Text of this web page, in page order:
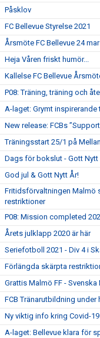
Påsklov
FC Bellevue Styrelse 2021
Årsmöte FC Bellevue 24
Heja Våren friskt humör...
Kallelse FC Bellevue
P08: Träning, träning och
A-laget: Grymt inspirerande
New release: FCBs
Träningsstart 25/1 på
Dags för bokslut - Gott Nytt
God jul & Gott Nytt År!
Fritidsförvaltningen Malmö
restriktioner
P08: Mission completed
Årets julklapp 2020 är här
Seriefotboll 2021 - Div 4 i
Förlängda skärpta
Grattis Malmö FF - Svenska
FCB Tränarutbildning under
Ny viktig info kring Covid-19
A-laget: Bellevue klara för